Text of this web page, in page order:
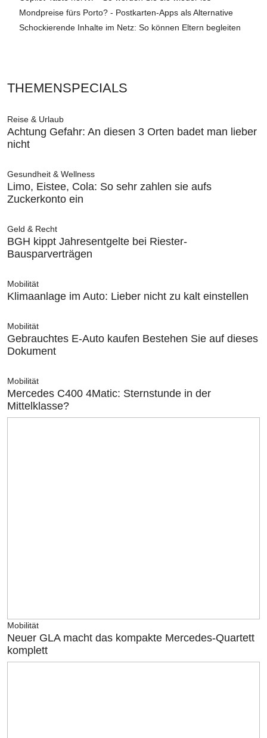
Mondpreise fürs Porto? - Postkarten-Apps als Alternative
Schockierende Inhalte im Netz: So können Eltern begleiten
THEMENSPECIALS
Reise & Urlaub
Achtung Gefahr: An diesen 3 Orten badet man lieber
nicht
Gesundheit & Wellness
Limo, Eistee, Cola: So sehr zahlen sie aufs
Zuckerkonto ein
Geld & Recht
BGH kippt Jahresentgelte bei Riester-
Bausparverträgen
Mobilität
Klimaanlage im Auto: Lieber nicht zu kalt einstellen
Mobilität
Gebrauchtes E-Auto kaufen Bestehen Sie auf dieses
Dokument
Mobilität
Mercedes C400 4Matic: Sternstunde in der
Mittelklasse?
Mobilität
Neuer GLA macht das kompakte Mercedes-Quartett
komplett